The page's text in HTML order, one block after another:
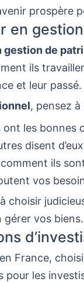
prospère
en
gestion de
ils
et leur passé.
, pensez
ont les
disent
ils
vos
choisir
gérer vos biens.
France,
pour les